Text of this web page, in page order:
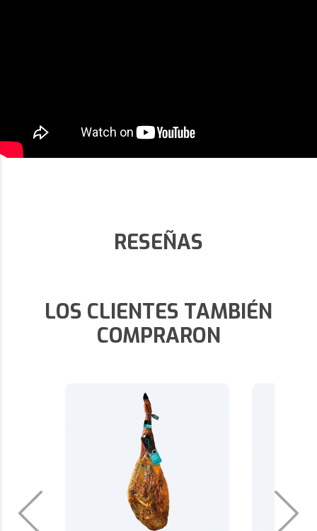
RESEÑAS
LOS CLIENTES TAMBIÉN
COMPRARON